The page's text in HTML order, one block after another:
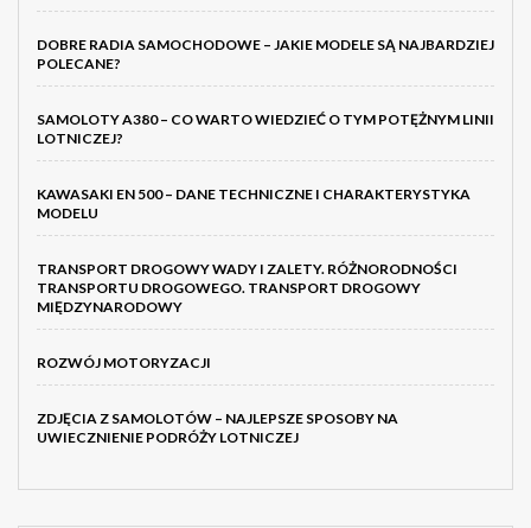
DOBRE RADIA SAMOCHODOWE – JAKIE MODELE SĄ NAJBARDZIEJ
POLECANE?
SAMOLOTY A380 – CO WARTO WIEDZIEĆ O TYM POTĘŻNYM LINII
LOTNICZEJ?
KAWASAKI EN 500 – DANE TECHNICZNE I CHARAKTERYSTYKA
MODELU
TRANSPORT DROGOWY WADY I ZALETY. RÓŻNORODNOŚCI
TRANSPORTU DROGOWEGO. TRANSPORT DROGOWY
MIĘDZYNARODOWY
ROZWÓJ MOTORYZACJI
ZDJĘCIA Z SAMOLOTÓW – NAJLEPSZE SPOSOBY NA
UWIECZNIENIE PODRÓŻY LOTNICZEJ